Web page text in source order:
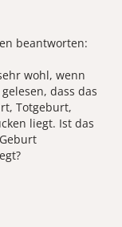
beantworten:
wohl, wenn
dass das
Totgeburt,
liegt. Ist das